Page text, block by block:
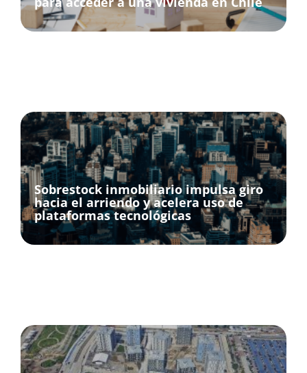
Sobrestock inmobiliario impulsa giro
hacia el arriendo y acelera uso de
plataformas tecnológicas